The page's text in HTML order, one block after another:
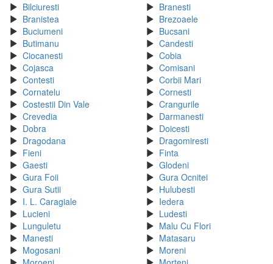
Bilciuresti
Branesti
Branistea
Brezoaele
Buciumeni
Bucsani
Butimanu
Candesti
Ciocanesti
Cobia
Cojasca
Comisani
Contesti
Corbii Mari
Cornatelu
Cornesti
Costestii Din Vale
Crangurile
Crevedia
Darmanesti
Dobra
Doicesti
Dragodana
Dragomiresti
Fieni
Finta
Gaesti
Glodeni
Gura Foii
Gura Ocnitei
Gura Sutii
Hulubesti
I. L. Caragiale
Iedera
Lucieni
Ludesti
Lunguletu
Malu Cu Flori
Manesti
Matasaru
Mogosani
Moreni